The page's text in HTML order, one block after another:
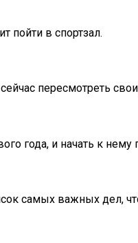
пойти в спортзал.
пересмотреть
года, и начать к нему
самых важных дел,